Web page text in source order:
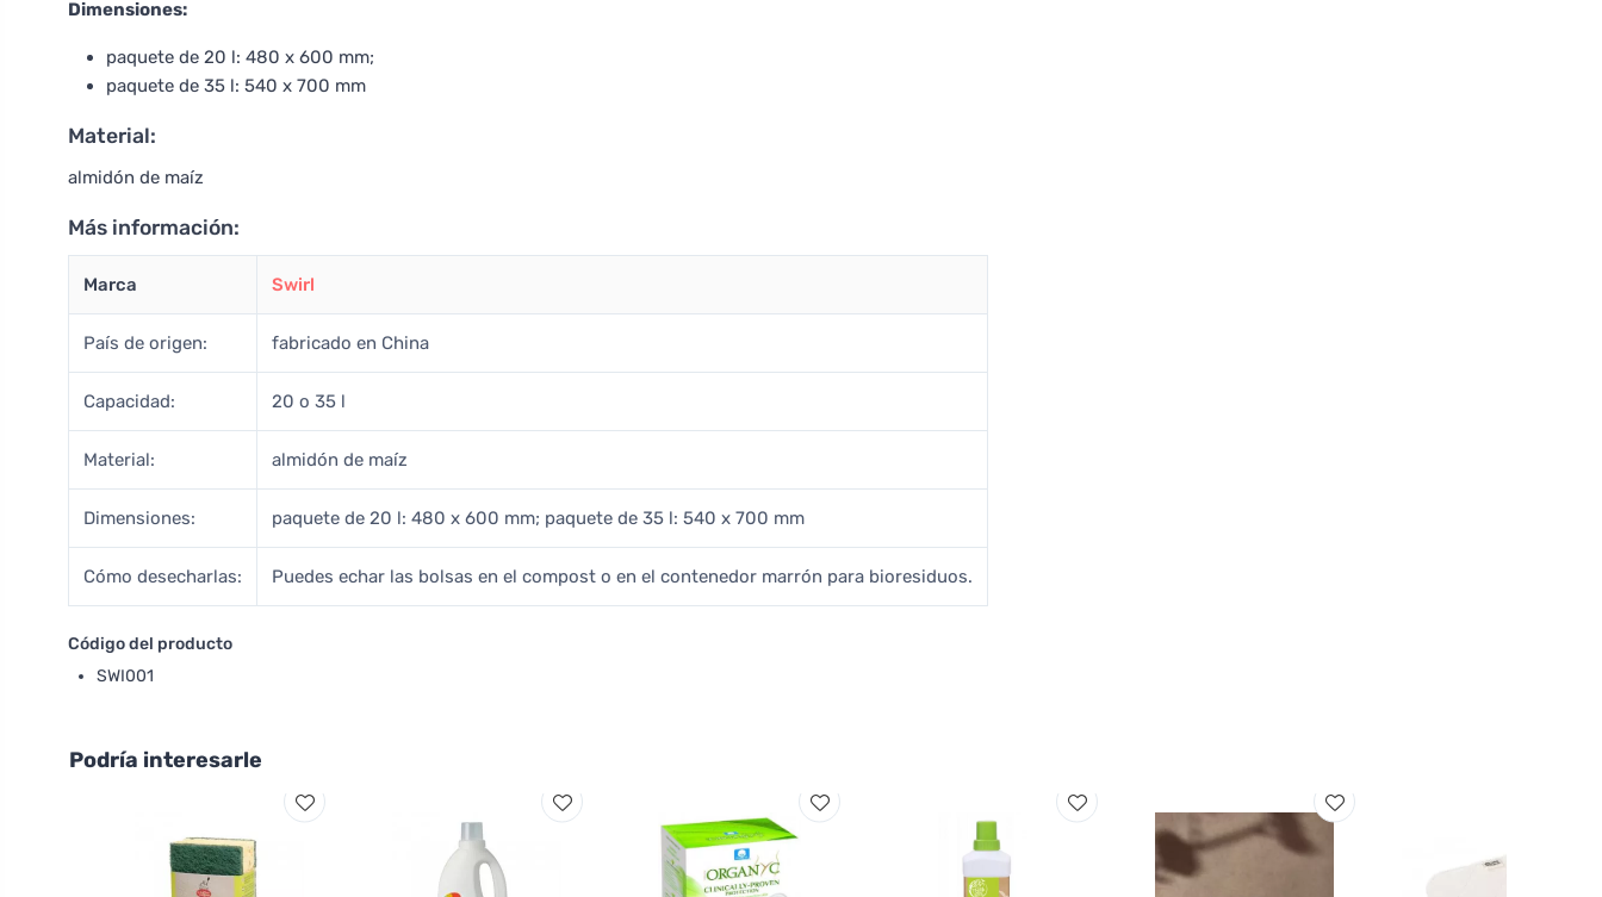
Dimensiones:
paquete de 20 l: 480 x 600 mm;
paquete de 35 l: 540 x 700 mm
Material:
almidón de maíz
Más información:
Marca Swirl
País de origen: fabricado en China
Capacidad: 20 o 35 l
Material: almidón de maíz
Dimensiones: paquete de 20 l: 480 x 600 mm; paquete de 35 l: 540 x 700 mm
Cómo desecharlas: Puedes echar las bolsas en el compost o en el contenedor marrón para bioresiduos.
Código del producto
SWI001
Podría interesarle